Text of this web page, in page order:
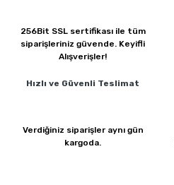
256Bit SSL sertifikası ile tüm
siparişleriniz güvende. Keyifli
Alışverişler!
Hızlı ve Güvenli Teslimat
Verdiğiniz siparişler aynı gün
kargoda.